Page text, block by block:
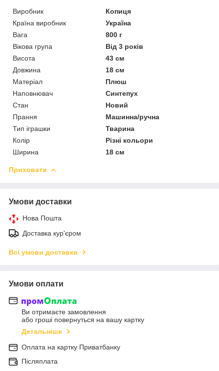
Виробник
Копиця
Країна виробник
Україна
Вага
800 г
Вікова група
Від 3 років
Висота
43 см
Довжина
18 см
Матеріал
Плюш
Наповнювач
Синтепух
Стан
Новий
Прання
Машинна/ручна
Тип іграшки
Тварина
Колір
Різні кольори
Ширина
18 см
Приховати
Умови доставки
Нова Пошта
Доставка кур'єром
Всі умови доставки
Умови оплати
Ви отримаєте замовлення
або гроші повернуться на вашу картку
Детальніше
Оплата на картку Приватбанку
Післяплата